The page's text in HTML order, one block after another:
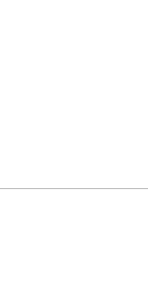
รโพสต์ขายอสังหา กับทีมงาน
ายหน้า ขายได้จริงๆ ช่วยส